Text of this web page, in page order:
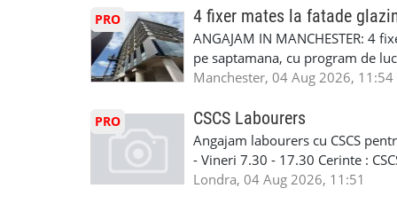
standard ✔ Confidențialitate
790 689 Email:
www.fcos.co.uk 👉
Tariful se discuta direct, in
discutie este simpla: cine esti,
Prioritate au oamenii din
carora li se termina proiectul
oferta pe care sa o folositi la
WhatsApp: +44 7467 838 881
numele, experienta si data la
https://forms.gle/
T&D GLAZING AND
PRO 4 fixer mates la fatade
ANGAJAM IN MANCHESTER:
pe saptamana, cu program de
in perioada urmatoare. Cerinte:
Tariful se discuta direct, in
discutie este simpla: cine esti,
Prioritate au oamenii din
carora li se termina proiectul
Manchester, 04 Aug 2026, 11:54
PRO CSCS Labourers
Angajam labourers cu CSCS
- Vineri 7.30 - 17.30 Cerinte :
Londra, 04 Aug 2026, 11:51